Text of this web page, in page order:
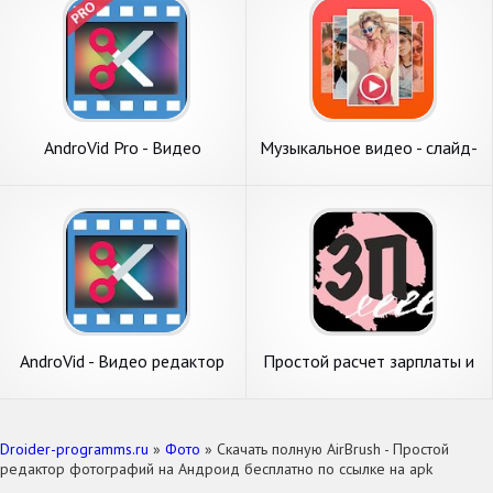
AndroVid Pro - Видео
Музыкальное видео - слайд-
AndroVid - Видео редактор
Простой расчет зарплаты и
Droider-programms.ru » Фото » Скачать полную AirBrush - Простой
редактор фотографий на Андроид бесплатно по ссылке на apk